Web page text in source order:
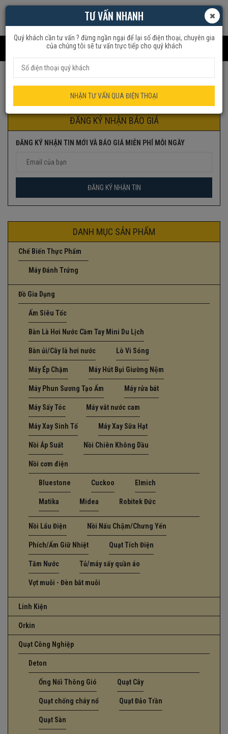
ĐĂNG KÝ NHẬN BÁO GIÁ
ĐĂNG KÝ NHẬN TIN MỚI VÀ BÁO GIÁ MIỄN PHÍ MỖI NGÀY
DANH MỤC SẢN PHẨM
Chế Biến Thực Phẩm
Máy Đánh Trứng
Đồ Gia Dụng
Ấm Siêu Tốc
Bàn Là Hơi Nước Cầm Tay Mini Du Lịch
Bàn ủi/Cây là hơi nước Lò Vi Sóng
Máy Ép Chậm Máy Hút Bụi Giường Nệm
Máy Phun Sương Tạo Ẩm Máy rửa bát
Máy Sấy Tóc Máy vắt nước cam
Máy Xay Sinh Tố Máy Xay Sữa Hạt
Nồi Áp Suất Nồi Chiên Không Dầu
Nồi cơm điện
Bluestone Cuckoo Elmich
Matika Midea Robitek Đức
Nồi Lẩu Điện Nồi Nấu Chậm/Chưng Yến
Phích/Ấm Giữ Nhiệt Quạt Tích Điện
Tăm Nước Tủ/máy sấy quần áo
Vợt muỗi - Đèn bắt muỗi
Linh Kiện
Orkin
Quạt Công Nghiệp
Deton
Ống Nối Thông Gió Quạt Cây
Quạt chống cháy nổ Quạt Đảo Trần
Quạt Sàn
TƯ VẤN NHANH
Quý khách cần tư vấn ? đừng ngần ngại để lại số điện thoại, chuyên gia
của chúng tôi sẽ tư vấn trực tiếp cho quý khách
NHẬN TƯ VẤN QUA ĐIỆN THOẠI